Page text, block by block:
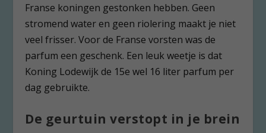
Franse koningen gestonken hebben. Geen
stromend water en geen riolering maakt je niet
veel frisser. Voor de Franse vorsten was de
parfum een geschenk. Een leuk weetje is dat
Koning Lodewijk de 15e wel 16 liter parfum per
dag gebruikte.
De geurtuin verstopt in je brein